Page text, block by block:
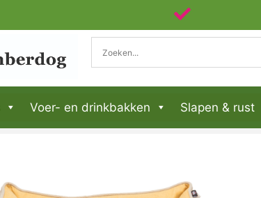
Voer- en drinkbakken Slapen & rust